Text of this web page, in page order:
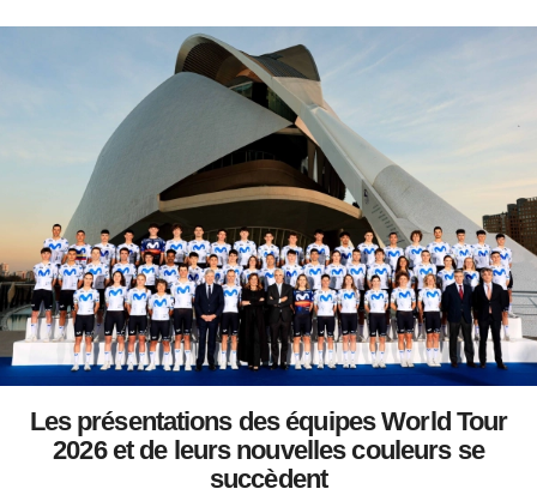
Les présentations des équipes World Tour
2026 et de leurs nouvelles couleurs se
succèdent